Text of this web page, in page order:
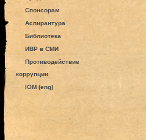
Спонсорам
Аспирантура
Библиотека
ИВР в СМИ
Противодействие
коррупции
IOM (eng)